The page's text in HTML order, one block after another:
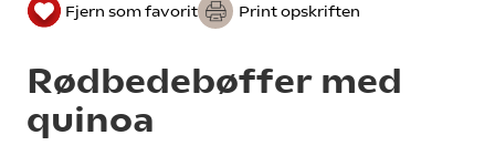
Fjern som favorit Print opskriften
Rødbedebøffer med
quinoa